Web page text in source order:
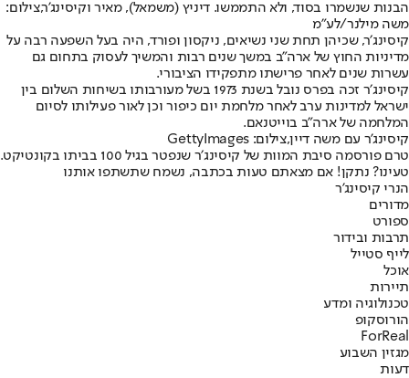
הבנות שנשמרו בסוד, ולא התממשו. דיניץ (משמאל), מאיר וקיסינג'ר,צילום:
משה מילנר/לע"מ
קיסינג׳ר, שכיהן תחת שני נשיאים, ניקסון ופורד, היה בעל השפעה רבה על
מדיניות החוץ של ארה״ב במשך שנים רבות והמשיך לעסוק בתחום גם
עשרות שנים לאחר פרישתו מתפקידו הציבורי.
קיסינג׳ר זכה בפרס נובל בשנת 1973 בשל מעורבותו בשיחות השלום בין
ישראל למדינות ערב לאחר מלחמת יום כיפור וכן לאור פעילותו לסיום
המלחמה של ארה״ב בוייטנאם.
קיסינג'ר עם משה דיין,צילום: GettyImages
טרם פורסמה סיבת המוות של קיסינג׳ר שנפטר בגיל 100 בביתו בקונטיקט.
טעינו? נתקן! אם מצאתם טעות בכתבה, נשמח שתשתפו אותנו
הנרי קיסינג'ר
מדורים
ספורט
תרבות ובידור
לייף סטייל
אוכל
תיירות
טכנולוגיה ומדע
הורוסקופ
ForReal
מגזין השבוע
דעות